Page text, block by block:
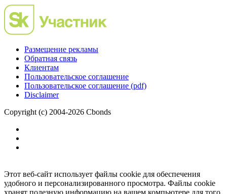
Размещение рекламы
Обратная связь
Клиентам
Пользовательское соглашение
Пользовательское соглашение (pdf)
Disclaimer
Copyright (c) 2004-2026 Cbonds
Этот веб-сайт использует файлы cookie для обеспечения
удобного и персонализированного просмотра. Файлы cookie
хранят полезную информацию на вашем компьютере для того,